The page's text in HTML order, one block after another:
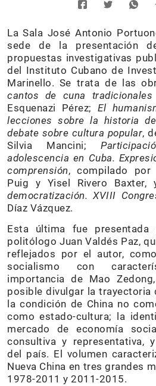
La Sala José Antonio
sede de la presentación
propuestas investigativas
del Instituto Cubano de
Marinello. Se trata de las
cantos de cuna tradicionales
Esquenazi Pérez;El
lecciones sobre la historia
debate sobre cultura popular,
Silvia Mancini;
adolescencia en Cuba.
comprensión, compilado por
Puig y Yisel Rivero Baxter,
democratización. XVIII
Díaz Vázquez.
Esta última fue
politólogo Juan Valdés Paz,
reflejados por el autor,
socialismo con
importancia de Mao
posible divulgar la trayectoria
la condición de China no
como estado-cultura; la
mercado de economía
consultiva y representativa,
del país. El volumen
Nueva China en tres grandes
1978-2011 y 2011-2015.